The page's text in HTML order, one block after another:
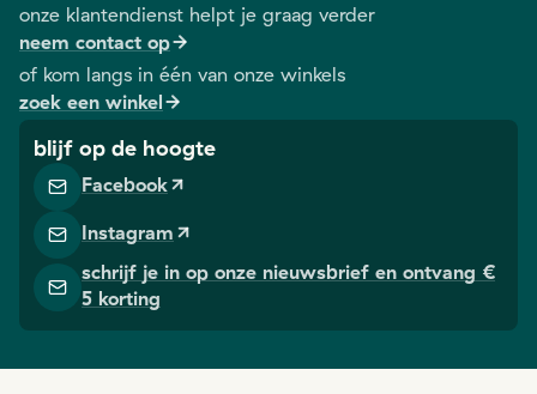
onze klantendienst helpt je graag verder
neem contact op
of kom langs in één van onze winkels
zoek een winkel
blijf op de hoogte
Facebook
Instagram
schrijf je in op onze nieuwsbrief en ontvang €
5 korting